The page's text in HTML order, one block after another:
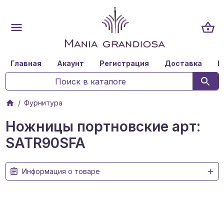
Главная Акаунт Регистрация Доставка
Фурнитура
Ножницы портновские арт:
SATR90SFA
Информация о товаре